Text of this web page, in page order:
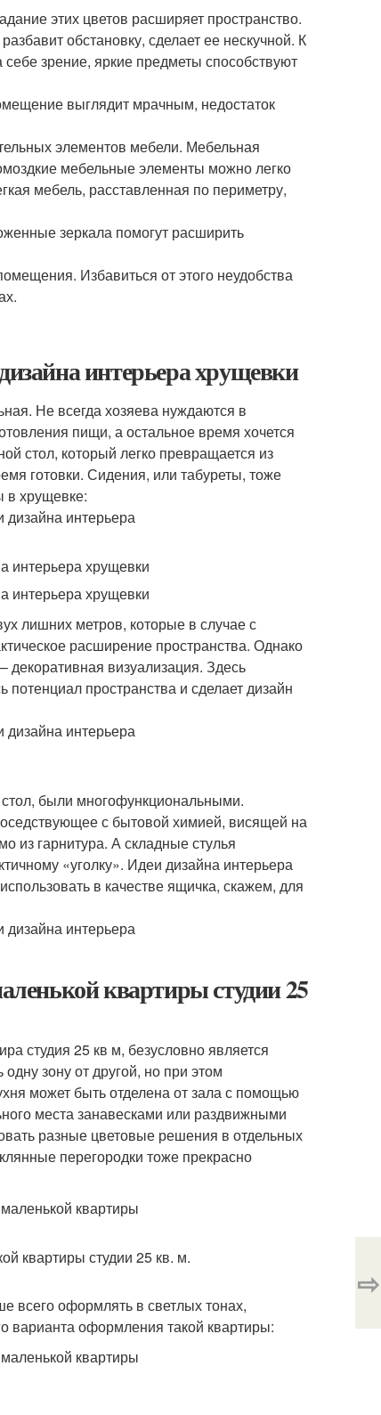
этих цветов расширяет пространство.
обстановку, сделает ее нескучной. К
зрение, яркие предметы способствуют
выглядит мрачным, недостаток
элементов мебели. Мебельная
мебельные элементы можно легко
мебель, расставленная по периметру,
зеркала помогут расширить
Избавиться от этого неудобства
интерьера хрущевки
Не всегда хозяева нуждаются в
пищи, а остальное время хочется
стол, который легко превращается из
готовки. Сидения, или табуреты, тоже
в хрущевке:
лишних метров, которые в случае с
расширение пространства. Однако
визуализация. Здесь
пространства и сделает дизайн
были многофункциональными.
с бытовой химией, висящей на
из гарнитура. А складные стулья
«уголку». Идеи дизайна интерьера
в качестве ящичка, скажем, для
квартиры студии 25
студия 25 кв м, безусловно является
зону от другой, но при этом
может быть отделена от зала с помощью
места занавесками или раздвижными
разные цветовые решения в отдельных
перегородки тоже прекрасно
всего оформлять в светлых тонах,
варианта оформления такой квартиры:
⇨